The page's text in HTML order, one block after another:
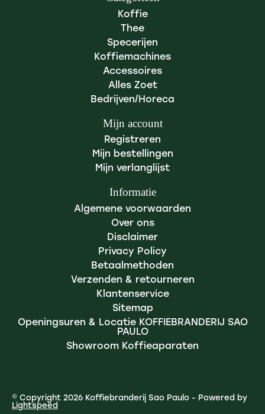
Koffie
Thee
Specerijen
Koffiemachines
Accessoires
Alles Zoet
Bedrijven/Horeca
Mijn account
Registreren
Mijn bestellingen
Mijn verlanglijst
Informatie
Algemene voorwaarden
Over ons
Disclaimer
Privacy Policy
Betaalmethoden
Verzenden & retourneren
Klantenservice
Sitemap
Openingsuren & Locatie KOFFIEBRANDERIJ SAO
PAULO
Showroom Koffieaparaten
© Copyright 2026 Koffiebranderij Sao Paulo - Powered by
Lightspeed